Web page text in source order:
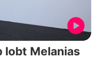
lobt Melanias